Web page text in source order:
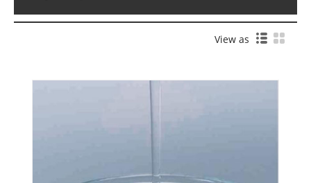
View as